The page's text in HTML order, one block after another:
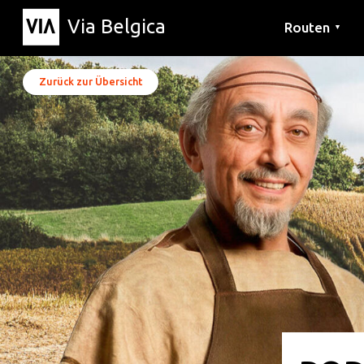
Via Belgica Routen ▼
Zurück zur Übersicht